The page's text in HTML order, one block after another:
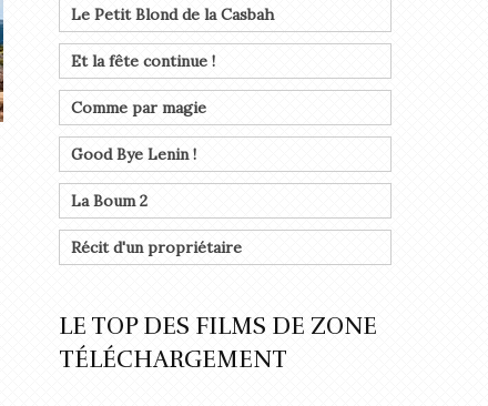
Le Petit Blond de la Casbah
Et la fête continue !
Comme par magie
Good Bye Lenin !
La Boum 2
Récit d'un propriétaire
LE TOP DES FILMS DE ZONE
TÉLÉCHARGEMENT